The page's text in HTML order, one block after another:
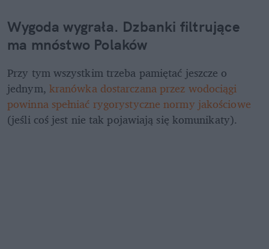
Wygoda wygrała. Dzbanki filtrujące
ma mnóstwo Polaków
Przy tym wszystkim trzeba pamiętać jeszcze o
jednym, kranówka dostarczana przez wodociągi
powinna spełniać rygorystyczne normy jakościowe
(jeśli coś jest nie tak pojawiają się komunikaty).